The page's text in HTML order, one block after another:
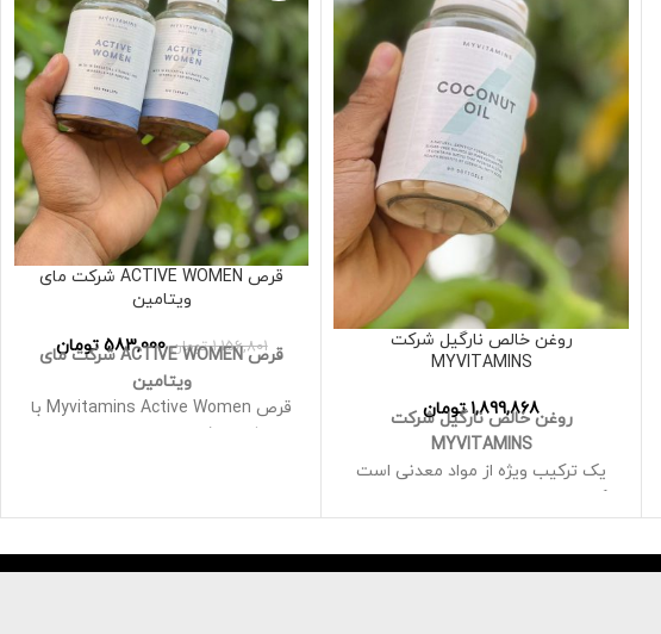
روغن خالص نارگیل شرکت
MYVITAMINS
1,899,868 تومان
روغن خالص نارگیل شرکت
MYVITAMINS
یک ترکیب ویژه از مواد معدنی است
که به طور ماهرانه ای برای حمایت از
وضعیت پوست شما فرموله شده است
حاوی کلاژن هیدرولیز شده برای بهبود
فراهمی زیستی آن و روغن نارگیل به
قرص ACTIVE WOMEN شرکت مای
ویتامین
1,156,801 تومان 583,000 تومان
قرص ACTIVE WOMEN شرکت مای
ویتامین
قرص Myvitamins Active Women با
خود را داشته باشید